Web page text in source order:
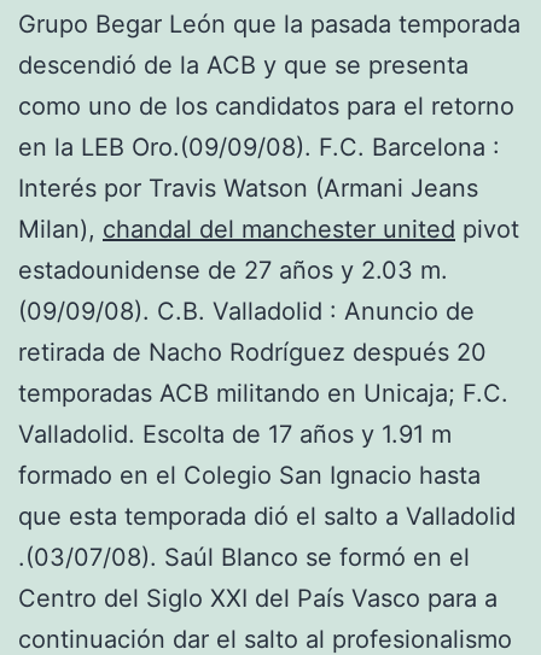
Grupo Begar León que la pasada temporada
descendió de la ACB y que se presenta
como uno de los candidatos para el retorno
en la LEB Oro.(09/09/08). F.C. Barcelona :
Interés por Travis Watson (Armani Jeans
Milan), chandal del manchester united pivot
estadounidense de 27 años y 2.03 m.
(09/09/08). C.B. Valladolid : Anuncio de
retirada de Nacho Rodríguez después 20
temporadas ACB militando en Unicaja; F.C.
Valladolid. Escolta de 17 años y 1.91 m
formado en el Colegio San Ignacio hasta
que esta temporada dió el salto a Valladolid
.(03/07/08). Saúl Blanco se formó en el
Centro del Siglo XXI del País Vasco para a
continuación dar el salto al profesionalismo